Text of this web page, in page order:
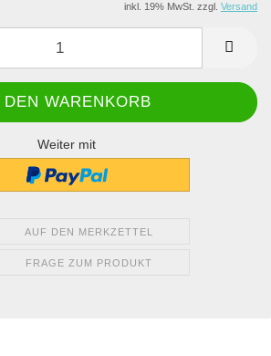
inkl. 19% MwSt. zzgl. Versand
Weiter mit
AUF DEN MERKZETTEL
FRAGE ZUM PRODUKT